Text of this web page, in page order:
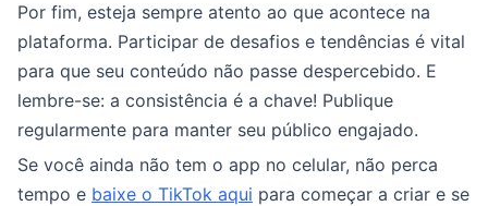
Por fim, esteja sempre atento ao que acontece na
plataforma. Participar de desafios e tendências é vital
para que seu conteúdo não passe despercebido. E
lembre-se: a consistência é a chave! Publique
regularmente para manter seu público engajado.
Se você ainda não tem o app no celular, não perca
tempo e baixe o TikTok aqui para começar a criar e se